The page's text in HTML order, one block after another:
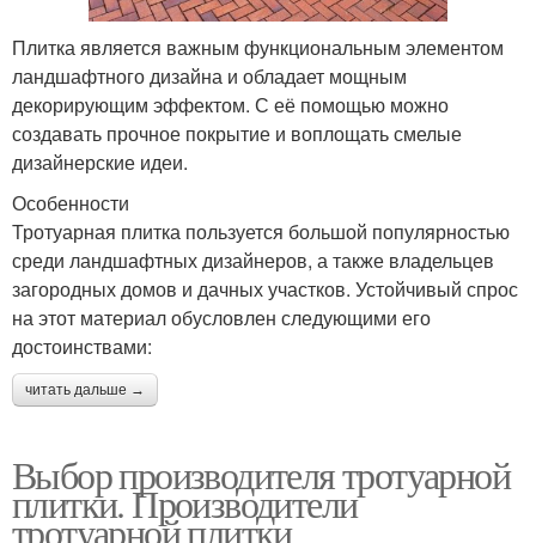
Плитка является важным функциональным элементом
ландшафтного дизайна и обладает мощным
декорирующим эффектом. С её помощью можно
создавать прочное покрытие и воплощать смелые
дизайнерские идеи.
Особенности
Тротуарная плитка пользуется большой популярностью
среди ландшафтных дизайнеров, а также владельцев
загородных домов и дачных участков. Устойчивый спрос
на этот материал обусловлен следующими его
достоинствами:
читать дальше →
Выбор производителя тротуарной
плитки. Производители
тротуарной плитки